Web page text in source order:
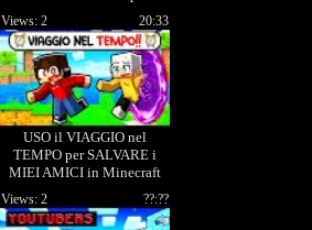
USO il VIAGGIO nel
TEMPO per SALVARE i
MIEI AMICI in Minecraft
20:33
Views: 2
??:??
Views: 2